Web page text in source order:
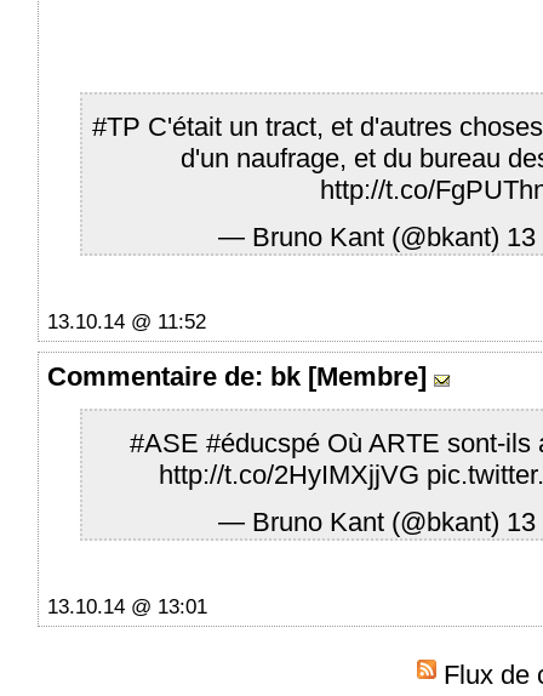
#TP C'était un tract, et d'autres
d'un naufrage, et du bureau
http://t.co/
— Bruno Kant (@bkant) 13
13.10.14 @ 11:52
Commentaire de: bk [Membre]
#ASE #éducspé Où ARTE sont-ils
http://t.co/2HyIMXjjVG
— Bruno Kant (@bkant) 13
13.10.14 @ 13:01
Flux de